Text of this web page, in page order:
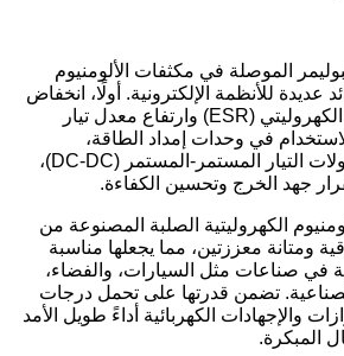
الموصلة في مكثفات الألومنيوم
عديدة للأنظمة الإلكترونية. أولًا، انخفاض
معدل مقاومة التفريغ الكهروليتي (ESR) وارتفاع معدل تيار
في وحدات إمداد الطاقة،
ومنظمات الجهد، ومحولات التيار المستمر-المستمر (DC-DC)،
جهد الخرج وتحسين الكفاءة.
الكهروليتية الصلبة المصنوعة من
ومتانة معززتين، مما يجعلها مناسبة
في صناعات مثل السيارات، والفضاء،
الصناعية. تضمن قدرتها على تحمل درجات
والإجهادات الكهربائية أداءً طويل الأمد
المبكرة.